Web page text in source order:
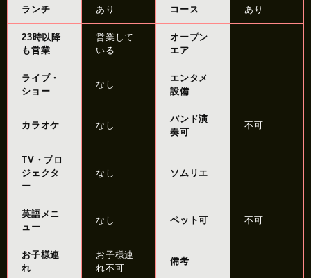
ランチ あり コース あり
23時以降
も営業
営業して
いる
オープン
エア
ライブ・
ショー
なし
エンタメ
設備
カラオケ なし
バンド演
奏可
不可
TV・プロ
ジェクタ
ー
なし ソムリエ
英語メニ
ュー
なし ペット可 不可
お子様連
れ
お子様連
れ不可
備考